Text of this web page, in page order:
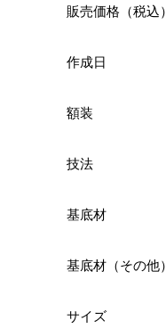
販売価格（税込）
作成日
額装
技法
基底材
基底材（その他）
サイズ